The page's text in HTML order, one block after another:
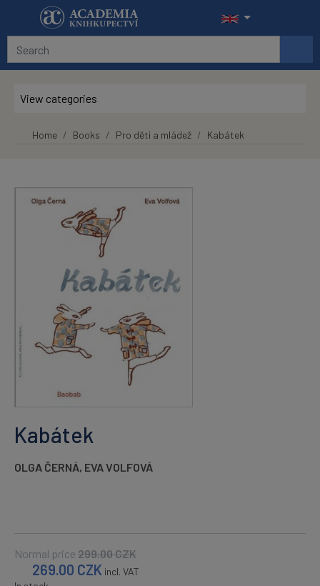
Skip to main content
View categories
Home Books Pro děti a mládež Kabátek
Kabátek
OLGA ČERNÁ, EVA VOLFOVÁ
Normal price 299.00CZK
269.00 CZK incl. VAT